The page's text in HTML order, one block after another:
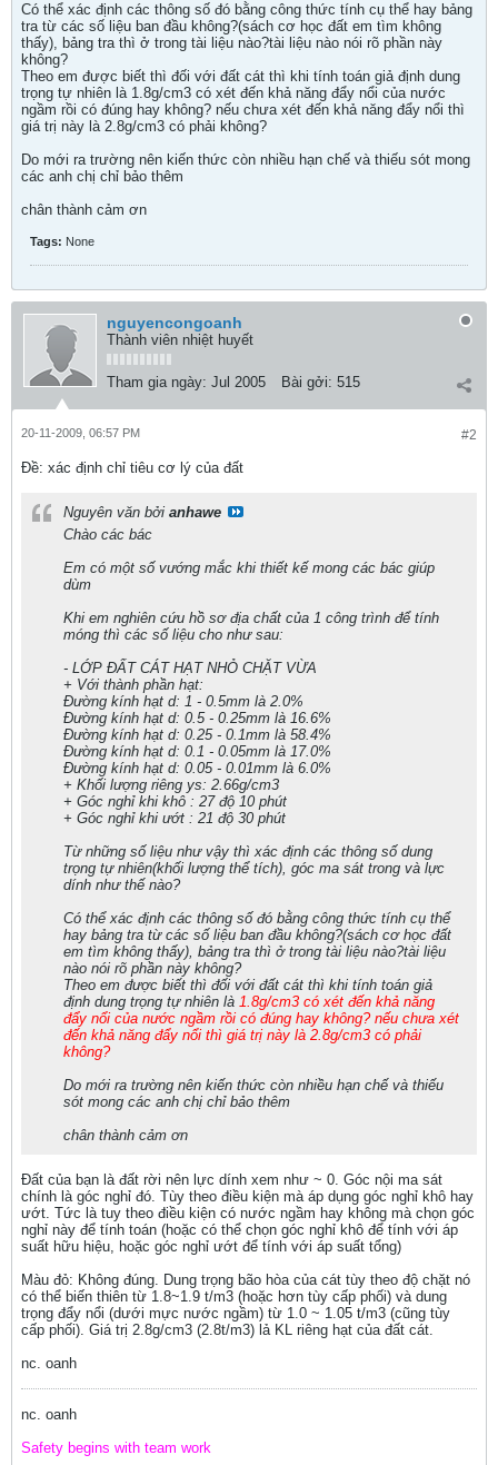
Có thể xác định các thông số đó bằng công thức tính cụ thể hay bảng
tra từ các số liệu ban đầu không?(sách cơ học đất em tìm không
thấy), bảng tra thì ở trong tài liệu nào?tài liệu nào nói rõ phần này
không?
Theo em được biết thì đối với đất cát thì khi tính toán giả định dung
trọng tự nhiên là 1.8g/cm3 có xét đến khả năng đẩy nổi của nước
ngầm rồi có đúng hay không? nếu chưa xét đến khả năng đẩy nổi thì
giá trị này là 2.8g/cm3 có phải không?
Do mới ra trường nên kiến thức còn nhiều hạn chế và thiếu sót mong
các anh chị chỉ bảo thêm
chân thành cảm ơn
Tags: None
nguyencongoanh
Thành viên nhiệt huyết
Tham gia ngày: Jul 2005 Bài gởi: 515
#2
20-11-2009, 06:57 PM
Ðề: xác định chỉ tiêu cơ lý của đất
Nguyên văn bởi anhawe
Chào các bác
Em có một số vướng mắc khi thiết kế mong các bác giúp
dùm
Khi em nghiên cứu hồ sơ địa chất của 1 công trình để tính
móng thì các số liệu cho như sau:
- LỚP ĐẤT CÁT HẠT NHỎ CHẶT VỪA
+ Với thành phần hạt:
Đường kính hạt d: 1 - 0.5mm là 2.0%
Đường kính hạt d: 0.5 - 0.25mm là 16.6%
Đường kính hạt d: 0.25 - 0.1mm là 58.4%
Đường kính hạt d: 0.1 - 0.05mm là 17.0%
Đường kính hạt d: 0.05 - 0.01mm là 6.0%
+ Khối lượng riêng ys: 2.66g/cm3
+ Góc nghỉ khi khô : 27 độ 10 phút
+ Góc nghỉ khi ướt : 21 độ 30 phút
Từ những số liệu như vậy thì xác định các thông số dung
trọng tự nhiên(khối lượng thể tích), góc ma sát trong và lực
dính như thế nào?
Có thể xác định các thông số đó bằng công thức tính cụ thể
hay bảng tra từ các số liệu ban đầu không?(sách cơ học đất
em tìm không thấy), bảng tra thì ở trong tài liệu nào?tài liệu
nào nói rõ phần này không?
Theo em được biết thì đối với đất cát thì khi tính toán giả
định dung trọng tự nhiên là 1.8g/cm3 có xét đến khả năng
đẩy nổi của nước ngầm rồi có đúng hay không? nếu chưa xét
đến khả năng đẩy nổi thì giá trị này là 2.8g/cm3 có phải
không?
Do mới ra trường nên kiến thức còn nhiều hạn chế và thiếu
sót mong các anh chị chỉ bảo thêm
chân thành cảm ơn
Đất của bạn là đất rời nên lực dính xem như ~ 0. Góc nội ma sát
chính là góc nghỉ đó. Tùy theo điều kiện mà áp dụng góc nghỉ khô hay
ướt. Tức là tuy theo điều kiện có nước ngầm hay không mà chọn góc
nghỉ này để tính toán (hoặc có thể chọn góc nghỉ khô để tính với áp
suất hữu hiệu, hoặc góc nghỉ ướt để tính với áp suất tổng)
Màu đỏ: Không đúng. Dung trọng bão hòa của cát tùy theo độ chặt nó
có thể biến thiên từ 1.8~1.9 t/m3 (hoặc hơn tùy cấp phối) và dung
trọng đẩy nổi (dưới mực nước ngầm) từ 1.0 ~ 1.05 t/m3 (cũng tùy
cấp phối). Giá trị 2.8g/cm3 (2.8t/m3) lả KL riêng hạt của đất cát.
nc. oanh
nc. oanh
Safety begins with team work